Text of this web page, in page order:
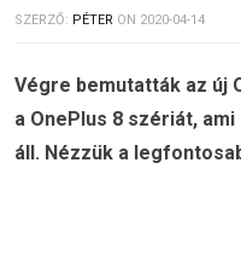
SZERZŐ: PÉTER ON 2020-04-14
Végre bemutatták az új
a OnePlus 8 szériát,
áll. Nézzük a